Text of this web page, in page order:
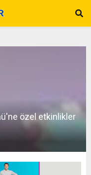
özel etkinlikler